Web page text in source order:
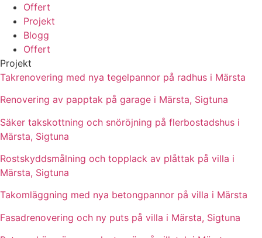
Offert
Projekt
Blogg
Offert
Projekt
Takrenovering med nya tegelpannor på radhus i Märsta
Renovering av papptak på garage i Märsta, Sigtuna
Säker takskottning och snöröjning på flerbostadshus i
Märsta, Sigtuna
Rostskyddsmålning och topplack av plåttak på villa i
Märsta, Sigtuna
Takomläggning med nya betongpannor på villa i Märsta
Fasadrenovering och ny puts på villa i Märsta, Sigtuna